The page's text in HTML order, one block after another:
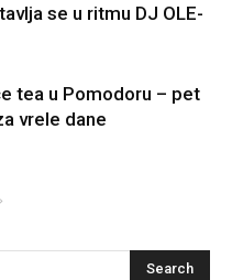
se u ritmu DJ OLE-
tea u Pomodoru – pet
vrele dane